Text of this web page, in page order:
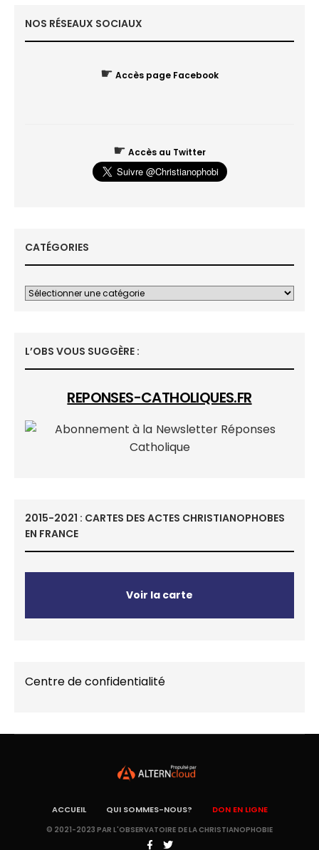
NOS RÉSEAUX SOCIAUX
☛ Accès page Facebook
☛ Accès au Twitter
CATÉGORIES
L’OBS VOUS SUGGÈRE :
REPONSES-CATHOLIQUES.FR
2015-2021 : CARTES DES ACTES CHRISTIANOPHOBES
EN FRANCE
Voir la carte
Centre de confidentialité
ACCUEIL QUI SOMMES-NOUS? DON EN LIGNE
© 2021-2023 PAR L'OBSERVATOIRE DE LA CHRISTIANOPHOBIE